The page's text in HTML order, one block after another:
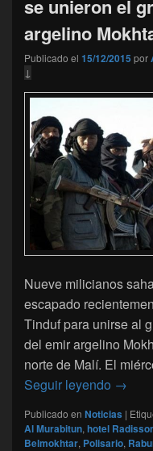
se unieron el
argelino
Publicado el 15/12/2015 por
↓
Nueve milicianos
escapado
Tinduf para unirse al
del emir argelino
norte de Malí. El
Seguir leyendo →
Publicado en Noticias |
Al Murabitun, hotel
Belmokhtar, Polisario,